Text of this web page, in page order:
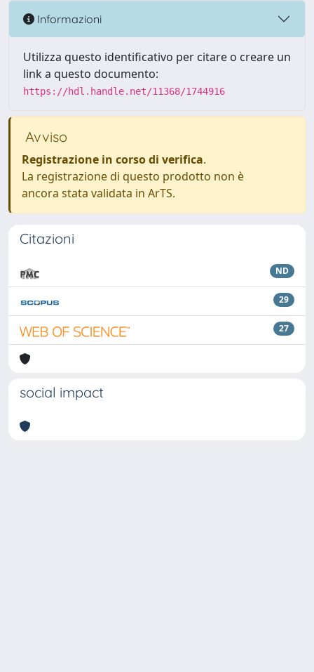
Informazioni
Utilizza questo identificativo per citare o creare un
link a questo documento:
https://hdl.handle.net/11368/1744916
Avviso
Registrazione in corso di verifica.
La registrazione di questo prodotto non è
ancora stata validata in ArTS.
Citazioni
ND
29
27
social impact